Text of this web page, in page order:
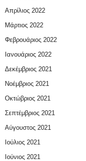
Απρίλιος 2022
Μάρτιος 2022
Φεβρουάριος 2022
Ιανουάριος 2022
Δεκέμβριος 2021
Νοέμβριος 2021
Οκτώβριος 2021
Σεπτέμβριος 2021
Αύγουστος 2021
Ιούλιος 2021
Ιούνιος 2021